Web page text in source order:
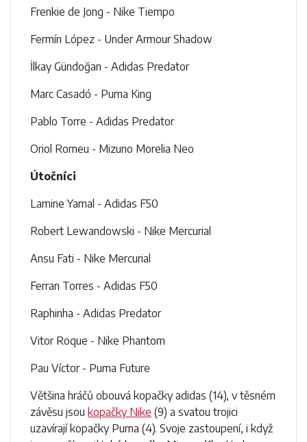
Frenkie de Jong - Nike Tiempo
Fermín López - Under Armour Shadow
İlkay Gündoğan - Adidas Predator
Marc Casadó - Puma King
Pablo Torre - Adidas Predator
Oriol Romeu - Mizuno Morelia Neo
Útočníci
Lamine Yamal - Adidas F50
Robert Lewandowski - Nike Mercurial
Ansu Fati - Nike Mercurial
Ferran Torres - Adidas F50
Raphinha - Adidas Predator
Vitor Roque - Nike Phantom
Pau Víctor - Puma Future
Většina hráčů obouvá kopačky adidas (14), v těsném
závěsu jsou kopačky Nike (9) a svatou trojici
uzavírají kopačky Puma (4). Svoje zastoupení, i když